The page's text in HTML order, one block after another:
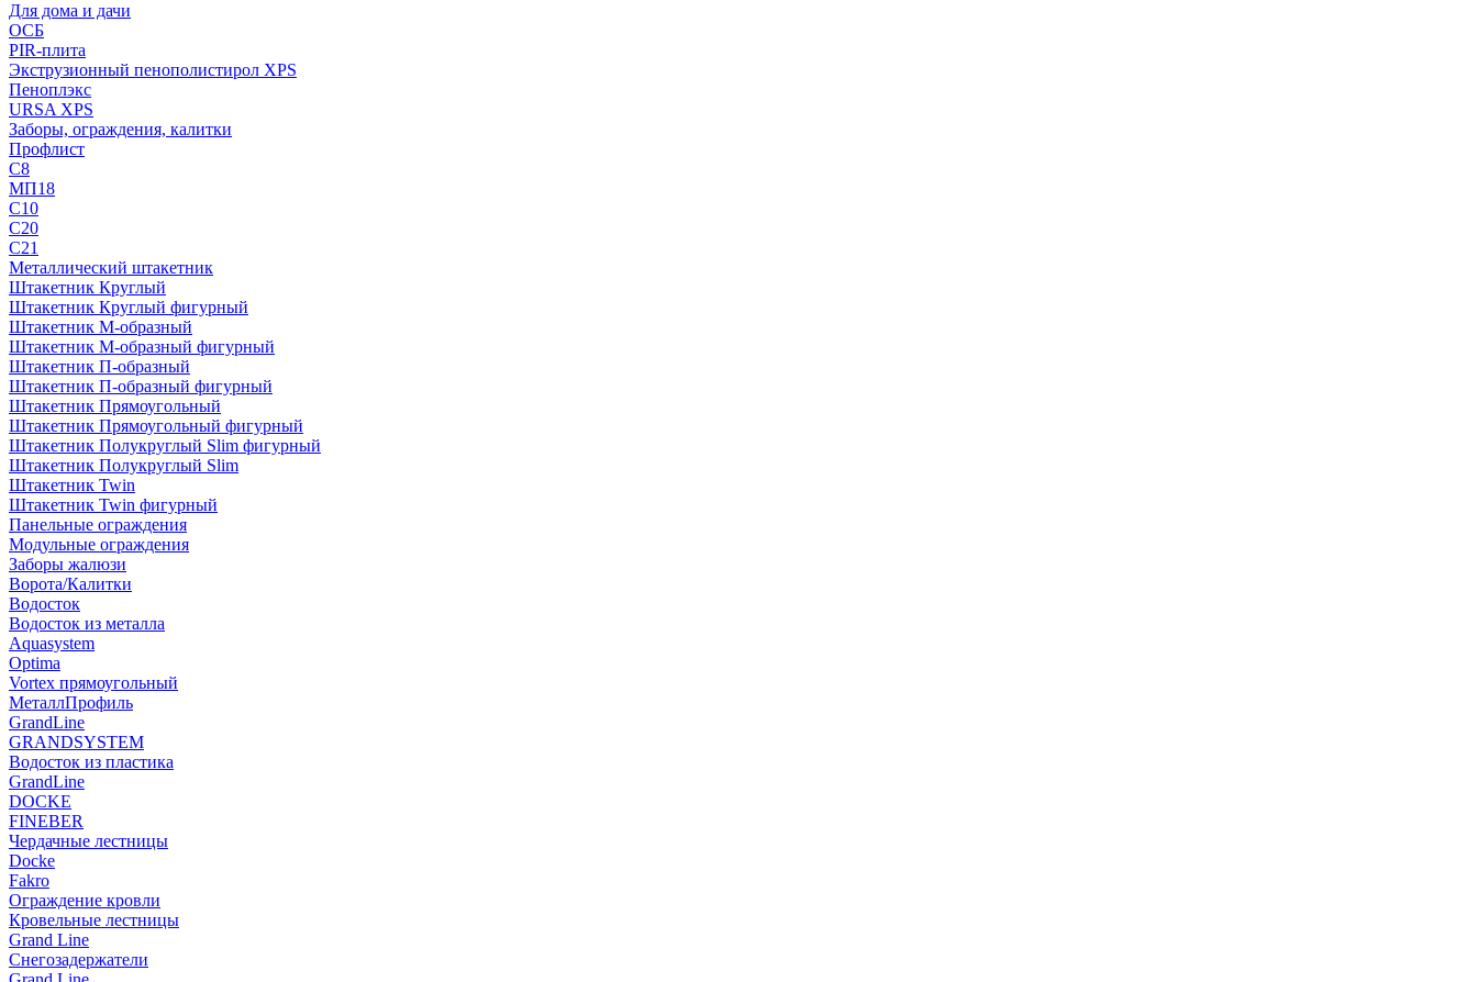
Для дома и дачи
ОСБ
PIR-плита
Экструзионный пенополистирол XPS
Пеноплэкс
URSA XPS
Заборы, ограждения, калитки
Профлист
С8
МП18
С10
С20
С21
Металлический штакетник
Штакетник Круглый
Штакетник Круглый фигурный
Штакетник М-образный
Штакетник М-образный фигурный
Штакетник П-образный
Штакетник П-образный фигурный
Штакетник Прямоугольный
Штакетник Прямоугольный фигурный
Штакетник Полукруглый Slim фигурный
Штакетник Полукруглый Slim
Штакетник Twin
Штакетник Twin фигурный
Панельные ограждения
Модульные ограждения
Заборы жалюзи
Ворота/Калитки
Водосток
Водосток из металла
Aquasystem
Optima
Vortex прямоугольный
МеталлПрофиль
GrandLine
GRANDSYSTEM
Водосток из пластика
GrandLine
DOCKE
FINEBER
Чердачные лестницы
Docke
Fakro
Ограждение кровли
Кровельные лестницы
Grand Line
Снегозадержатели